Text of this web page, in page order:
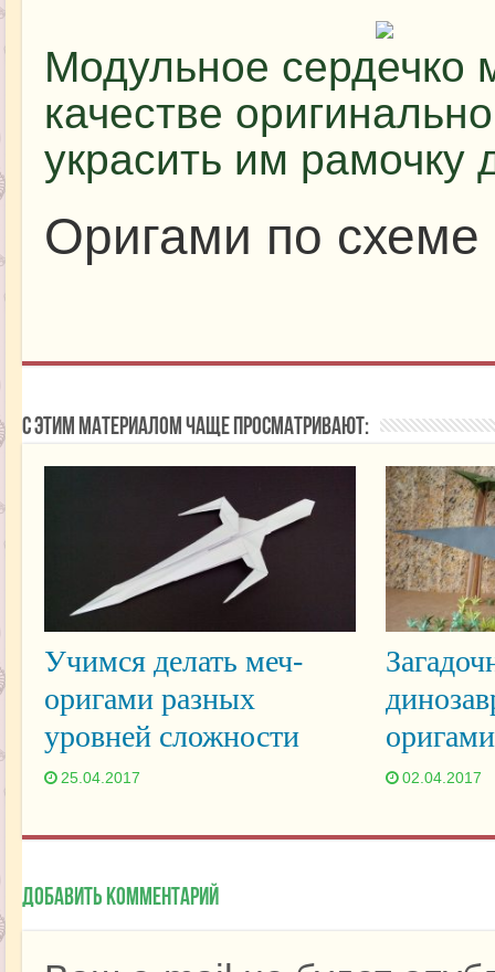
Модульное сердечко
качестве
украсить им рамочку
Оригами по схеме
С этим материалом чаще просматривают:
Учимся делать меч-
оригами разных
уровней сложности
25.04.2017
оригами
02.04.2017
Добавить комментарий